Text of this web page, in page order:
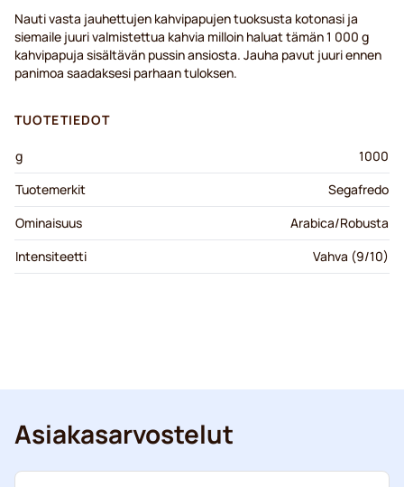
Nauti vasta jauhettujen kahvipapujen tuoksusta kotonasi ja
siemaile juuri valmistettua kahvia milloin haluat tämän 1 000 g
kahvipapuja sisältävän pussin ansiosta. Jauha pavut juuri ennen
panimoa saadaksesi parhaan tuloksen.
TUOTETIEDOT
g
1000
Tuotemerkit
Segafredo
Ominaisuus
Arabica/Robusta
Intensiteetti
Vahva (9/10)
Asiakasarvostelut